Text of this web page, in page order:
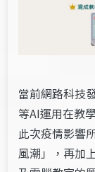
當前網路科技
等AI運用在教
此次疫情影響
風潮」，再加